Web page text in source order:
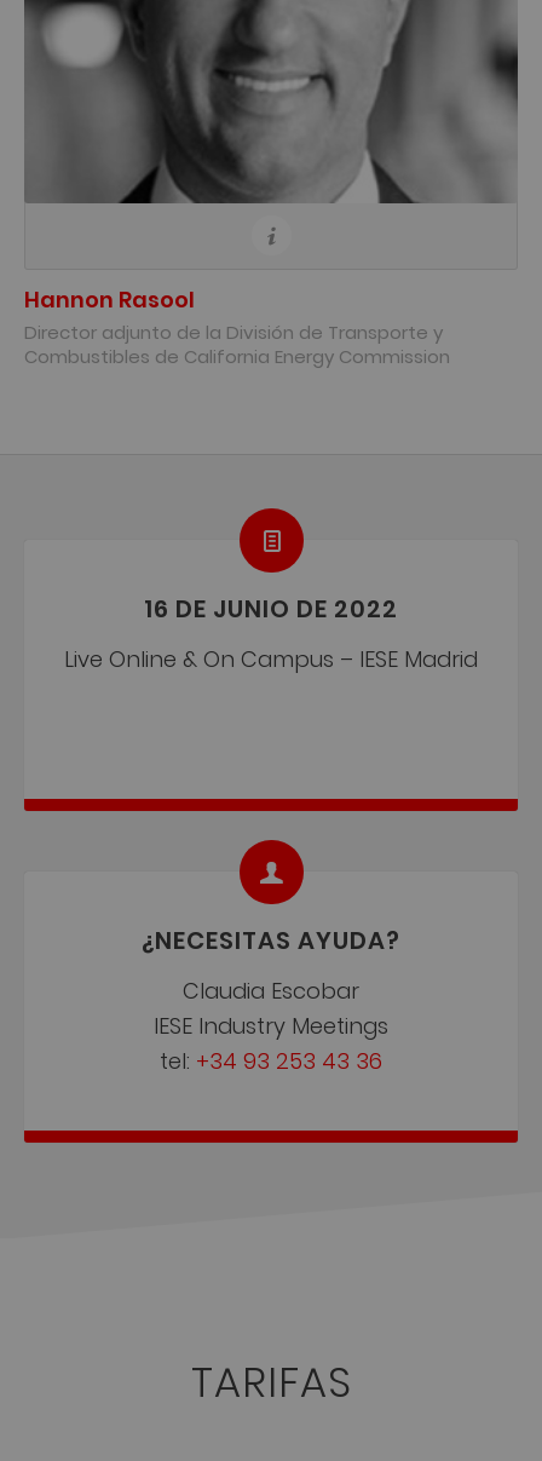
Hannon Rasool
Director adjunto de la División de Transporte y
Combustibles de California Energy Commission
16 DE JUNIO DE 2022
Live Online & On Campus – IESE Madrid
¿NECESITAS AYUDA?
Claudia Escobar
IESE Industry Meetings
tel: +34 93 253 43 36
TARIFAS